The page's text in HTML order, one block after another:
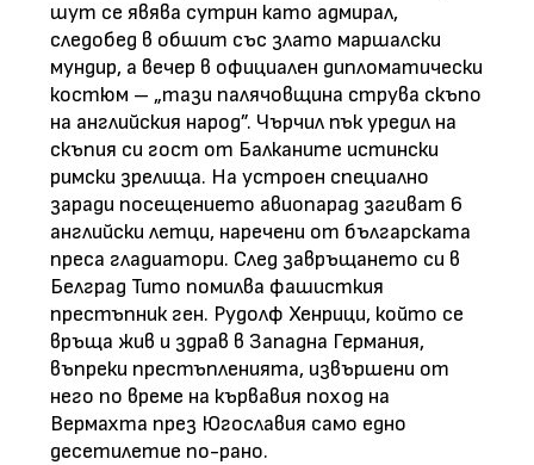
шут се явява сутрин като адмирал,
следобед в обшит със злато маршалски
мундир, а вечер в официален дипломатически
костюм – „тази палячовщина струва скъпо
на английския народ”. Чърчил пък уредил на
скъпия си гост от Балканите истински
римски зрелища. На устроен специално
заради посещението авиопарад загиват 6
английски летци, наречени от българската
преса гладиатори. След завръщането си в
Белград Тито помилва фашисткия
престъпник ген. Рудолф Хенрици, който се
връща жив и здрав в Западна Германия,
въпреки престъпленията, извършени от
него по време на кървавия поход на
Вермахта през Югославия само едно
десетилетие по-рано.